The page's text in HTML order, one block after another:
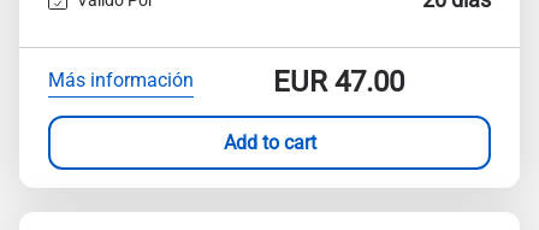
Más información EUR47.00
Add to cart